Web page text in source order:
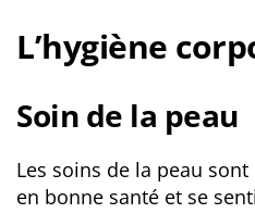
L’hygiène
Soin de la peau
Les soins de la peau
en bonne santé et se